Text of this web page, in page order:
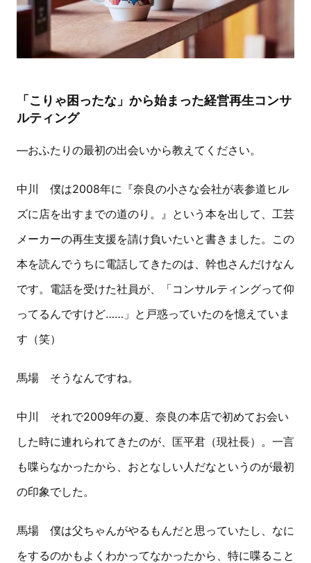
「こりゃ困ったな」から始まった経営再生コンサ
ルティング
―おふたりの最初の出会いから教えてください。
中川 僕は2008年に『奈良の小さな会社が表参道ヒル
ズに店を出すまでの道のり。』という本を出して、工芸
メーカーの再生支援を請け負いたいと書きました。この
本を読んでうちに電話してきたのは、幹也さんだけなん
です。電話を受けた社員が、「コンサルティングって仰
ってるんですけど……」と戸惑っていたのを憶えていま
す（笑）
馬場 そうなんですね。
中川 それで2009年の夏、奈良の本店で初めてお会い
した時に連れられてきたのが、匡平君（現社長）。一言
も喋らなかったから、おとなしい人だなというのが最初
の印象でした。
馬場 僕は父ちゃんがやるもんだと思っていたし、なに
をするのかもよくわかってなかったから、特に喋ること